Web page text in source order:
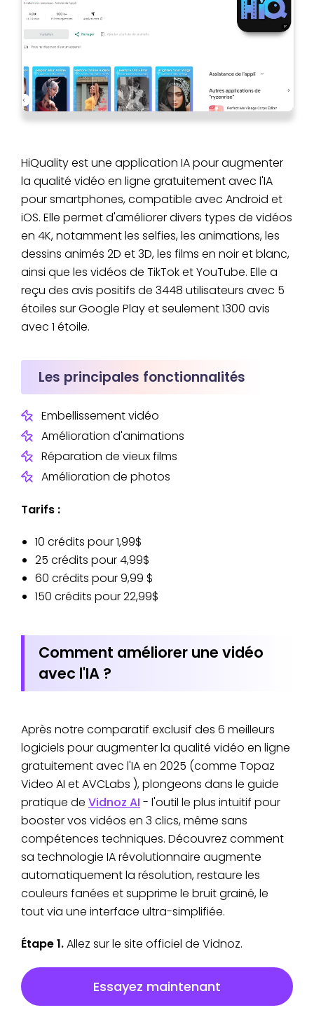
HiQuality est une application IA pour augmenter
la qualité vidéo en ligne gratuitement avec l'IA
pour smartphones, compatible avec Android et
iOS. Elle permet d'améliorer divers types de vidéos
en 4K, notamment les selfies, les animations, les
dessins animés 2D et 3D, les films en noir et blanc,
ainsi que les vidéos de TikTok et YouTube. Elle a
reçu des avis positifs de 3448 utilisateurs avec 5
étoiles sur Google Play et seulement 1300 avis
avec 1 étoile.
Les principales fonctionnalités
Embellissement vidéo
Amélioration d'animations
Réparation de vieux films
Amélioration de photos
Tarifs :
10 crédits pour 1,99$
25 crédits pour 4,99$
60 crédits pour 9,99 $
150 crédits pour 22,99$
Comment améliorer une vidéo
avec l'IA ?
Après notre comparatif exclusif des 6 meilleurs
logiciels pour augmenter la qualité vidéo en ligne
gratuitement avec l'IA en 2025 (comme Topaz
Video AI et AVCLabs ), plongeons dans le guide
pratique de Vidnoz AI - l'outil le plus intuitif pour
booster vos vidéos en 3 clics, même sans
compétences techniques. Découvrez comment
sa technologie IA révolutionnaire augmente
automatiquement la résolution, restaure les
couleurs fanées et supprime le bruit grainé, le
tout via une interface ultra-simplifiée.
Étape 1.Allez sur le site officiel de Vidnoz.
Essayez maintenant